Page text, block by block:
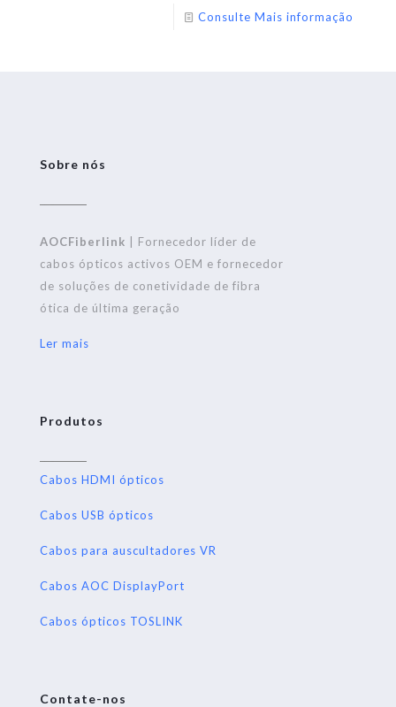
Consulte Mais informação
Sobre nós
AOCFiberlink | Fornecedor líder de
cabos ópticos activos OEM e fornecedor
de soluções de conetividade de fibra
ótica de última geração
Ler mais
Produtos
Cabos HDMI ópticos
Cabos USB ópticos
Cabos para auscultadores VR
Cabos AOC DisplayPort
Cabos ópticos TOSLINK
Contate-nos